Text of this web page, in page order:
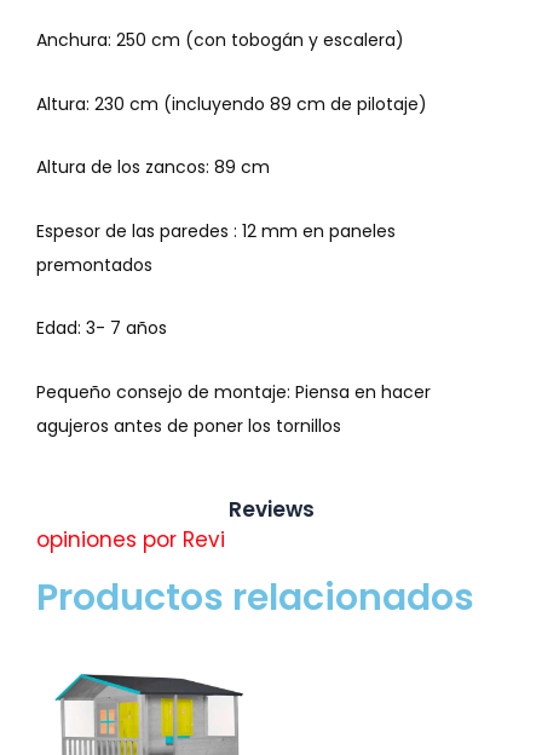
Anchura: 250 cm (con tobogán y escalera)
Altura: 230 cm (incluyendo 89 cm de pilotaje)
Altura de los zancos: 89 cm
Espesor de las paredes : 12 mm en paneles
premontados
Edad: 3- 7 años
Pequeño consejo de montaje: Piensa en hacer
agujeros antes de poner los tornillos
Reviews
opiniones por Revi
Productos relacionados